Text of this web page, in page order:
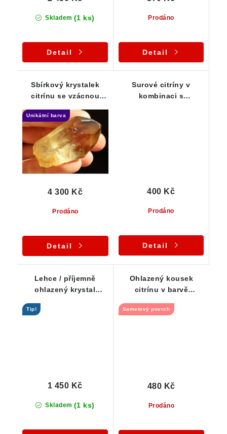
Skladem (1 ks)
Detail
Prodáno
Detail
Sbírkový krystalek
citrínu se vzácnou
Vysočina
Unikátní barva
Prodáno
4 300 Kč
Detail
Surové citríny v
kombinaci s
Prodáno
400 Kč
Detail
Lehce / příjemně
ohlazený krystal
Tip!
Skladem (1 ks)
1 450 Kč
Ohlazený kousek
citrínu v barvě
Sametový povrch
Prodáno
480 Kč